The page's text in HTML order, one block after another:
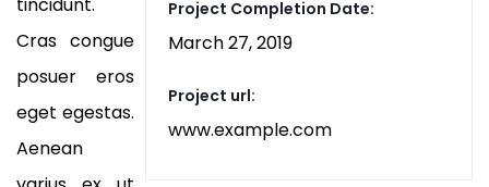
Project Completion Date:
March 27, 2019
Project url:
www.example.com
tincidunt.
Cras congue
posuer eros
eget egestas.
Aenean